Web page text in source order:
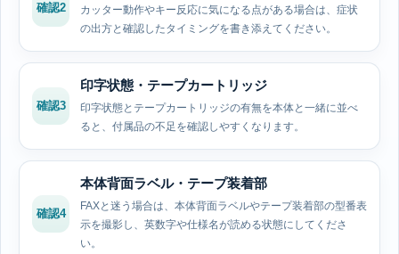
確認2
カッター動作やキー反応に気になる点がある場合は、症状
の出方と確認したタイミングを書き添えてください。
確認3
印字状態・テープカートリッジ
印字状態とテープカートリッジの有無を本体と一緒に並べ
ると、付属品の不足を確認しやすくなります。
確認4
本体背面ラベル・テープ装着部
FAXと迷う場合は、本体背面ラベルやテープ装着部の型番表
示を撮影し、英数字や仕様名が読める状態にしてくださ
い。